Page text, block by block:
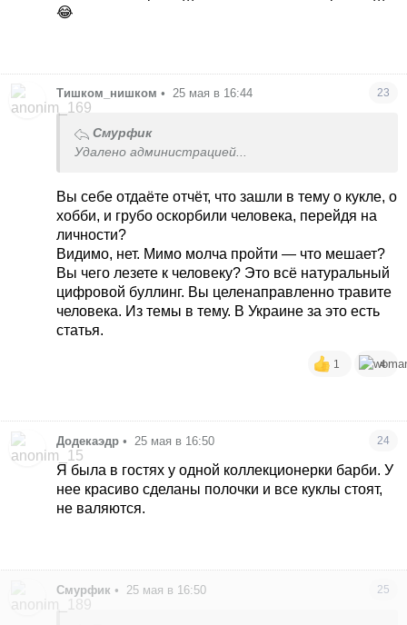
😂
Тишком_нишком • 25 мая в 16:44 23
Смурфик
Удалено администрацией...
Вы себе отдаёте отчёт, что зашли в тему о кукле, о
хобби, и грубо оскорбили человека, перейдя на
личности?
Видимо, нет. Мимо молча пройти — что мешает?
Вы чего лезете к человеку? Это всё натуральный
цифровой буллинг. Вы целенаправленно травите
человека. Из темы в тему. В Украине за это есть
статья.
1 4
Додекаэдр • 25 мая в 16:50 24
Я была в гостях у одной коллекционерки барби. У
нее красиво сделаны полочки и все куклы стоят,
не валяются.
Смурфик • 25 мая в 16:50 25